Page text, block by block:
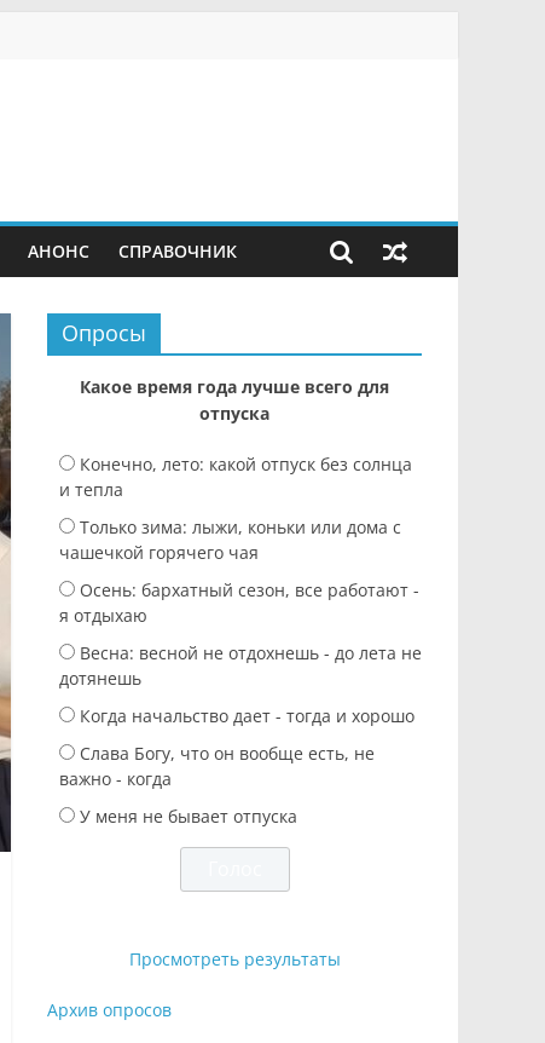
АНОНС СПРАВОЧНИК
Опросы
Какое время года лучше всего для
отпуска
Конечно, лето: какой отпуск без солнца
и тепла
Только зима: лыжи, коньки или дома с
чашечкой горячего чая
Осень: бархатный сезон, все работают -
я отдыхаю
Весна: весной не отдохнешь - до лета не
дотянешь
Когда начальство дает - тогда и хорошо
Слава Богу, что он вообще есть, не
важно - когда
У меня не бывает отпуска
Просмотреть результаты
Архив опросов